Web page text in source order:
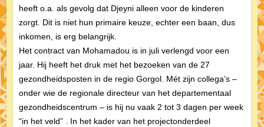
heeft o.a. als gevolg dat Djeyni alleen voor de kinderen
zorgt. Dit is niet hun primaire keuze, echter een baan, dus
inkomen, is erg belangrijk.
Het contract van Mohamadou is in juli verlengd voor een
jaar. Hij heeft het druk met het bezoeken van de 27
gezondheidsposten in de regio Gorgol. Mét zijn collega’s –
onder wie de regionale directeur van het departementaal
gezondheidscentrum – is hij nu vaak 2 tot 3 dagen per week
“in het veld” . In het kader van het projectonderdeel